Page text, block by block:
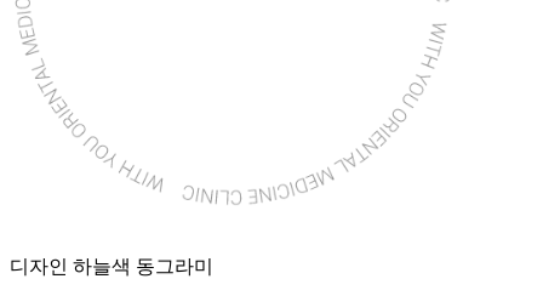
디자인 하늘색 동그라미